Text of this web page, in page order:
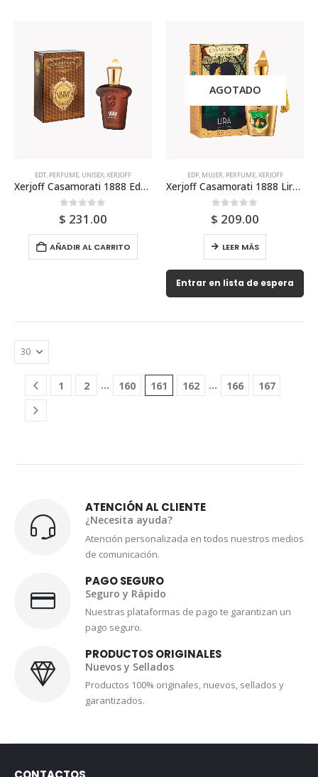
EDT, PERFUME, UNISEX,XERJOFF
Xerjoff Casamorati 1888 Edp 100ml Unisex
0 out of 5
$ 231.00
AÑADIR AL CARRITO
AGOTADO
EDP, MUJER, PERFUME,XERJOFF
Xerjoff Casamorati 1888 Lira Edp 100ml Para Mujer
0 out of 5
$ 209.00
LEER MÁS
Entrar en lista de espera
1 2 … 160 161 162 … 166 167
ATENCIÓN AL CLIENTE
¿Necesita ayuda?
Atención personalizada en todos nuestros medios
de comunicación.
PAGO SEGURO
Seguro y Rápido
Nuestras plataformas de pago te garantizan un
pago seguro.
PRODUCTOS ORIGINALES
Nuevos y Sellados
Productos 100% originales, nuevos, sellados y
garantizados.